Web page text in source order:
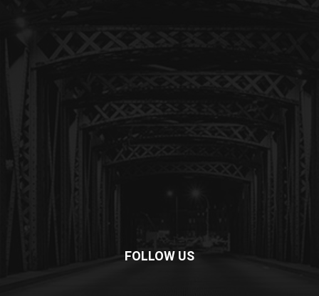
FOLLOW US